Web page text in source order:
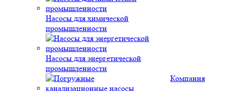
Насосы для химической
промышленности
Насосы для энергетической
промышленности
Компания